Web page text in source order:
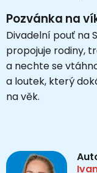
Pozvánka na
Divadelní pouť na
propojuje rodiny,
a nechte se
a loutek, který
na věk.